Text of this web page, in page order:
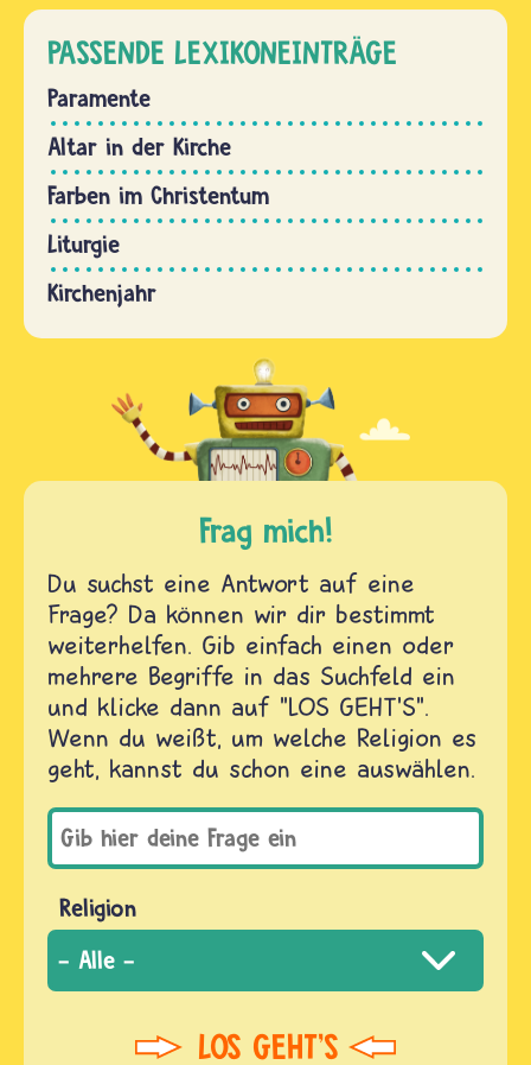
PASSENDE LEXIKONEINTRÄGE
Paramente
Altar in der Kirche
Farben im Christentum
Liturgie
Kirchenjahr
Frag mich!
Du suchst eine Antwort auf eine
Frage? Da können wir dir bestimmt
weiterhelfen. Gib einfach einen oder
mehrere Begriffe in das Suchfeld ein
und klicke dann auf "LOS GEHT'S".
Wenn du weißt, um welche Religion es
geht, kannst du schon eine auswählen.
Religion